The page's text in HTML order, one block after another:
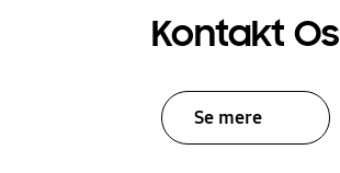
Kontakt Os
Se mere